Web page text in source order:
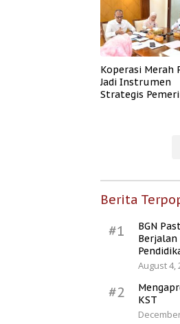
Koperasi Merah
Jadi Instrumen
Strategis
Berita
#1
BGN
Berjalan
August 4,
#2
KST